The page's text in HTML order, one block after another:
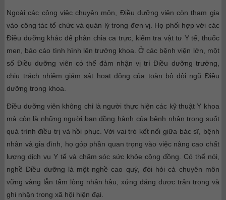
Ngoài các công việc chuyên môn, Điều dưỡng viên còn tham gia
vào công tác tổ chức và quản lý trong đơn vị. Họ phối hợp với các
Điều dưỡng khác để phân chia ca trực, kiểm tra vật tư Y tế, thuốc
men, báo cáo tình hình lên trưởng khoa.Ở các bệnh viện lớn, một
số Điều dưỡng viên có thể đảm nhận vị trí Điều dưỡng trưởng,
chịu trách nhiệm giám sát hoạt động của toàn bộ đội ngũ Điều
dưỡng trong khoa.
Điều dưỡng viên không chỉ là người thực hiện các kỹ thuật Y khoa
mà còn là những người bạn đồng hành của bệnh nhân trong suốt
quá trình điều trị và hồi phục. Với vai trò kết nối giữa bác sĩ, bệnh
nhân và gia đình, họ góp phần quan trọng vào việc nâng cao chất
lượng dịch vụ Y tế và chăm sóc sức khỏe cộng đồng. Có thể nói,
nghề Điều dưỡng là một nghề cao quý, đòi hỏi cả chuyên môn
vững vàng lẫn tấm lòng nhân hậu, xứng đáng được trân trọng và
ghi nhận trong xã hội hiện đại.